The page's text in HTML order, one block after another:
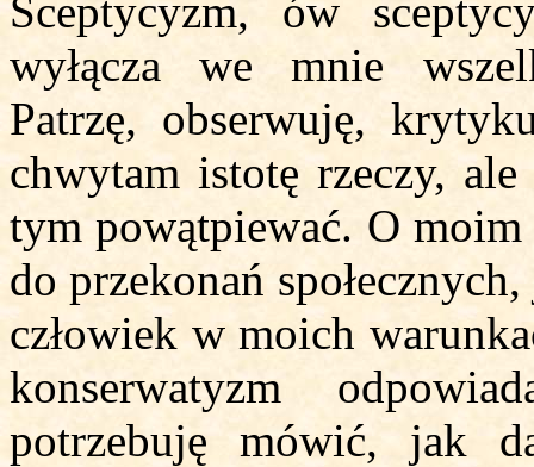
Sceptycyzm, ów
wyłącza we mnie
Patrzę, obserwuję,
chwytam istotę rzeczy,
tym powątpiewać. O
do przekonań
człowiek w moich
konserwatyzm
potrzebuję mówić, jak